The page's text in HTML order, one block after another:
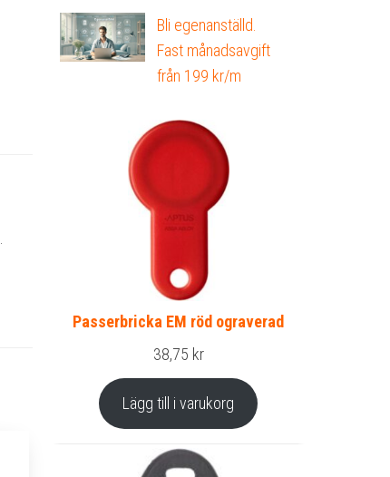
Bli egenanställd.
Fast månadsavgift
från 199 kr/m
Passerbricka EM röd ograverad
38,75 kr
Lägg till i varukorg